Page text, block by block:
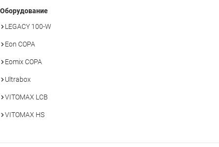
Оборудование
LEGACY 100-W
Eon COPA
Eomix COPA
Ultrabox
VITOMAX LCB
VITOMAX HS